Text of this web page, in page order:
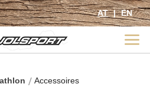
AT EN
Accessoires